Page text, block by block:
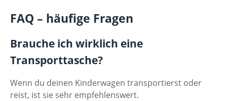
FAQ – häufige Fragen
Brauche ich wirklich eine
Transporttasche?
Wenn du deinen Kinderwagen transportierst oder
reist, ist sie sehr empfehlenswert.